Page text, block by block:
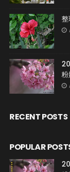
整
粉
RECENT POSTS
POPULAR